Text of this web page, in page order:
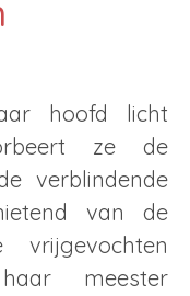
ze de
verblindende
van de
vrijgevochten
meester